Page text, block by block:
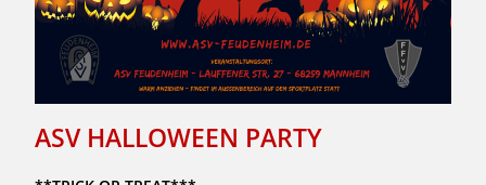
ASV HALLOWEEN PARTY